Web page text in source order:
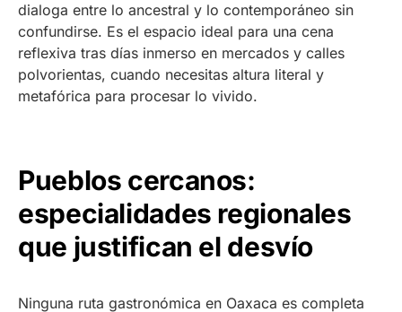
dialoga entre lo ancestral y lo contemporáneo sin
confundirse. Es el espacio ideal para una cena
reflexiva tras días inmerso en mercados y calles
polvorientas, cuando necesitas altura literal y
metafórica para procesar lo vivido.
Pueblos cercanos:
especialidades regionales
que justifican el desvío
Ninguna ruta gastronómica en Oaxaca es completa